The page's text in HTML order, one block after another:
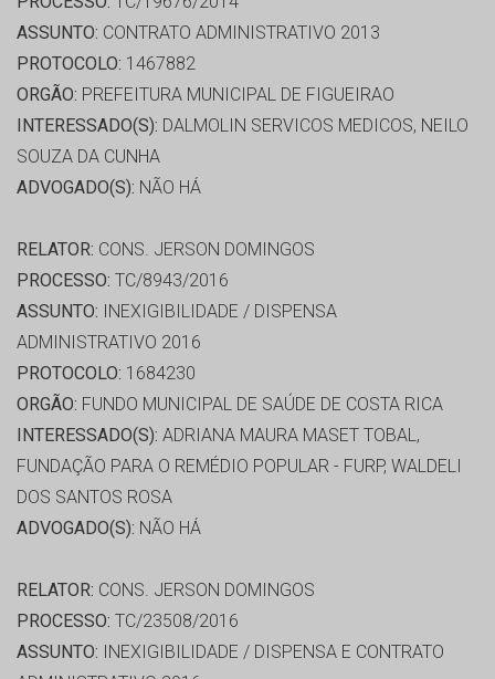
ASSUNTO: CONTRATO ADMINISTRATIVO 2013
PROTOCOLO: 1467882
ORGÃO: PREFEITURA MUNICIPAL DE FIGUEIRAO
INTERESSADO(S): DALMOLIN SERVICOS MEDICOS, NEILO
SOUZA DA CUNHA
ADVOGADO(S): NÃO HÁ
RELATOR: CONS. JERSON DOMINGOS
PROCESSO: TC/8943/2016
ASSUNTO: INEXIGIBILIDADE / DISPENSA
ADMINISTRATIVO 2016
PROTOCOLO: 1684230
ORGÃO: FUNDO MUNICIPAL DE SAÚDE DE COSTA RICA
INTERESSADO(S): ADRIANA MAURA MASET TOBAL,
FUNDAÇÃO PARA O REMÉDIO POPULAR - FURP, WALDELI
DOS SANTOS ROSA
ADVOGADO(S): NÃO HÁ
RELATOR: CONS. JERSON DOMINGOS
PROCESSO: TC/23508/2016
ASSUNTO: INEXIGIBILIDADE / DISPENSA E CONTRATO